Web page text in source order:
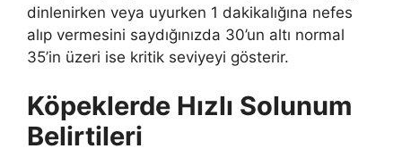
dinlenirken veya uyurken 1 dakikalığına nefes
alıp vermesini saydığınızda 30’un altı normal
35’in üzeri ise kritik seviyeyi gösterir.
Köpeklerde Hızlı Solunum
Belirtileri